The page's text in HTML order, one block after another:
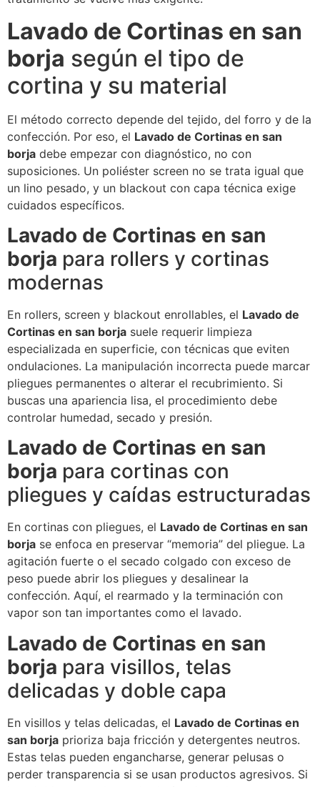
Lavado de Cortinas en san
borja según el tipo de
cortina y su material
El método correcto depende del tejido, del forro y de la
confección. Por eso, el Lavado de Cortinas en san
borja debe empezar con diagnóstico, no con
suposiciones. Un poliéster screen no se trata igual que
un lino pesado, y un blackout con capa técnica exige
cuidados específicos.
Lavado de Cortinas en san
borja para rollers y cortinas
modernas
En rollers, screen y blackout enrollables, el Lavado de
Cortinas en san borja suele requerir limpieza
especializada en superficie, con técnicas que eviten
ondulaciones. La manipulación incorrecta puede marcar
pliegues permanentes o alterar el recubrimiento. Si
buscas una apariencia lisa, el procedimiento debe
controlar humedad, secado y presión.
Lavado de Cortinas en san
borja para cortinas con
pliegues y caídas estructuradas
En cortinas con pliegues, el Lavado de Cortinas en san
borja se enfoca en preservar “memoria” del pliegue. La
agitación fuerte o el secado colgado con exceso de
peso puede abrir los pliegues y desalinear la
confección. Aquí, el rearmado y la terminación con
vapor son tan importantes como el lavado.
Lavado de Cortinas en san
borja para visillos, telas
delicadas y doble capa
En visillos y telas delicadas, el Lavado de Cortinas en
san borja prioriza baja fricción y detergentes neutros.
Estas telas pueden engancharse, generar pelusas o
perder transparencia si se usan productos agresivos. Si